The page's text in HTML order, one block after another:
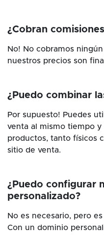
¿Cobran
No! No cobramos
nuestros precios son
¿Puedo combinar
Por supuesto! Puedes
venta al mismo tiempo
productos, tanto físicos
sitio de venta.
¿Puedo configurar
personalizado?
No es necesario, pero
Con un dominio